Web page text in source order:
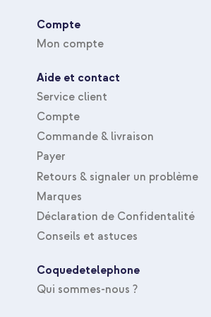
Type d'accessoire
Compte
Mon compte
Aide et contact
Service client
Compte
Commande & livraison
Payer
Retours & signaler un problème
Marques
Déclaration de Confidentalité
Conseils et astuces
Coquedetelephone
Qui sommes-nous ?